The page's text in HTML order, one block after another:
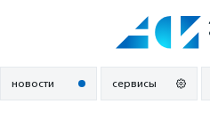
новости сервисы